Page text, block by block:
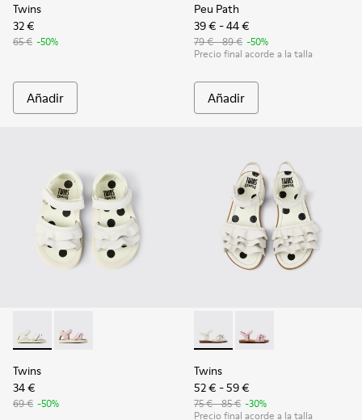
Twins
32 €
65 € -50%
Añadir
Peu Path
39 € - 44 €
79 € - 89 € -50%
Precio final acorde a la talla
Añadir
Twins - K800678-001 - Sandalias de piel blancas para niños.
Twins - K800678-002
Twins
34 €
69 € -50%
Twins - K800676-001 -
Twins - K800676-003
Twins
52 € - 59 €
75 € - 85 € -30%
Precio final acorde a la talla